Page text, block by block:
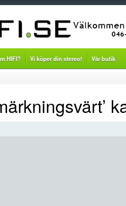
HIFI? Vi köper din stereo! Vår butik